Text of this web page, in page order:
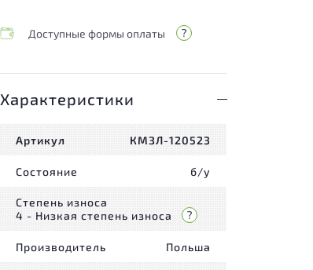
Доступные формы оплаты
Характеристики
Артикул КМЗЛ-120523
Состояние б/у
Степень износа
4 - Низкая степень износа
Производитель Польша